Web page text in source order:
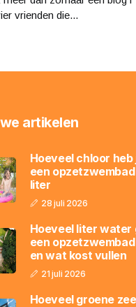
vrienden die...
artikelen
Hoeveel chloor
een
liter
28 juli 2026
Hoeveel liter water
een
en wat kost vullen
21 juli 2026
Hoeveel groene